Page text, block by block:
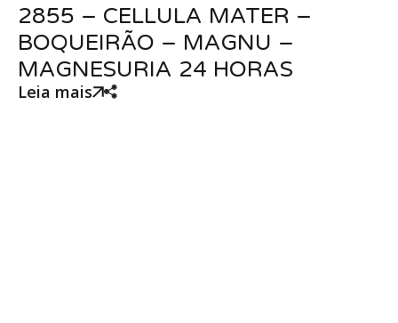
2855 – CELLULA MATER –
BOQUEIRÃO – MAGNU –
MAGNESURIA 24 HORAS
Leia mais